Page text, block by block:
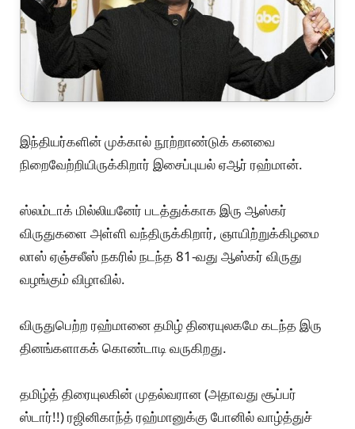
இந்தியர்களின் முக்கால் நூற்றாண்டுக் கனவை
நிறைவேற்றியிருக்கிறார் இசைப்புயல் ஏஆர் ரஹ்மான்.
ஸ்லம்டாக் மில்லியனேர் படத்துக்காக இரு ஆஸ்கர்
விருதுகளை அள்ளி வந்திருக்கிறார், ஞாயிற்றுக்கிழமை
லாஸ் ஏஞ்சலீஸ் நகரில் நடந்த 81-வது ஆஸ்கர் விருது
வழங்கும் விழாவில்.
விருதுபெற்ற ரஹ்மானை தமிழ் திரையுலகமே கடந்த இரு
தினங்களாகக் கொண்டாடி வருகிறது.
தமிழ்த் திரையுலகின் முதல்வரான (அதாவது சூப்பர்
ஸ்டார்!!) ரஜினிகாந்த் ரஹ்மானுக்கு போனில் வாழ்த்துச்